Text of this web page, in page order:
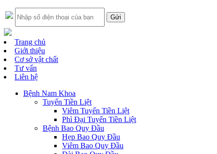
Trang chủ
Giới thiệu
Cơ sở vật chất
Tư vấn
Liên hệ
Bệnh Nam Khoa
Tuyến Tiền Liệt
Viêm Tuyến Tiền Liệt
Phì Đại Tuyến Tiền Liệt
Bệnh Bao Quy Đầu
Hẹp Bao Quy Đầu
Viêm Bao Quy Đầu